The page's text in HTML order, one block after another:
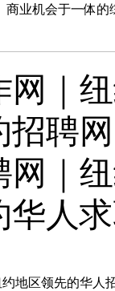
商业机会于一体的
｜
聘
｜
华人
地区领先的华人